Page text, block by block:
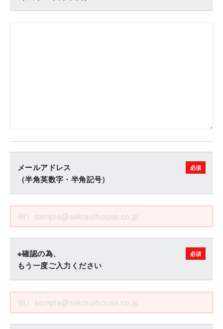
メールアドレス
（半角英数字・半角記号）
※確認の為、
もう一度ご入力ください